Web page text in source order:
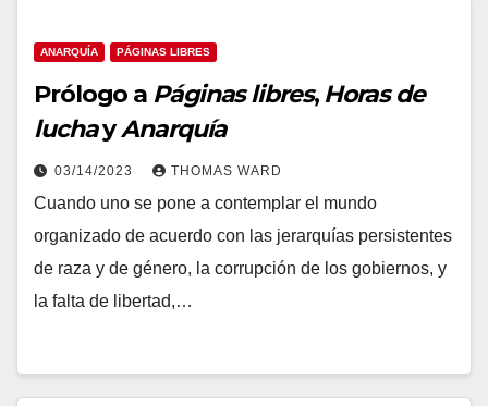
ANARQUÍA PÁGINAS LIBRES
Prólogo a Páginas libres, Horas de
luchayAnarquía
03/14/2023 THOMAS WARD
Cuando uno se pone a contemplar el mundo
organizado de acuerdo con las jerarquías persistentes
de raza y de género, la corrupción de los gobiernos, y
la falta de libertad,…